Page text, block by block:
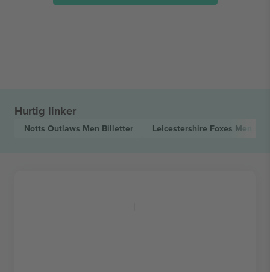
Hurtig linker
Notts Outlaws Men Billetter Leicestershire Foxes Men